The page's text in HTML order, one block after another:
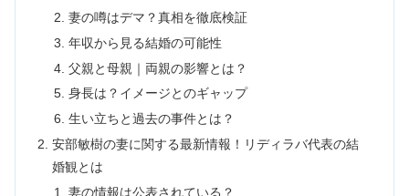
妻の噂はデマ？真相を徹底検証
年収から見る結婚の可能性
父親と母親｜両親の影響とは？
身長は？イメージとのギャップ
生い立ちと過去の事件とは？
安部敏樹の妻に関する最新情報！リディラバ代表の結
婚観とは
妻の情報は公表されている？